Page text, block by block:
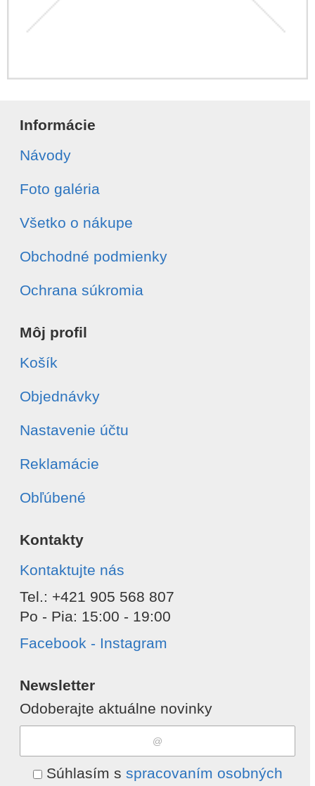
Informácie
Návody
Foto galéria
Všetko o nákupe
Obchodné podmienky
Ochrana súkromia
Môj profil
Košík
Objednávky
Nastavenie účtu
Reklamácie
Obľúbené
Kontakty
Kontaktujte nás
Tel.: +421 905 568 807
Po - Pia: 15:00 - 19:00
Facebook - Instagram
Newsletter
Odoberajte aktuálne novinky
Súhlasím s spracovaním osobných